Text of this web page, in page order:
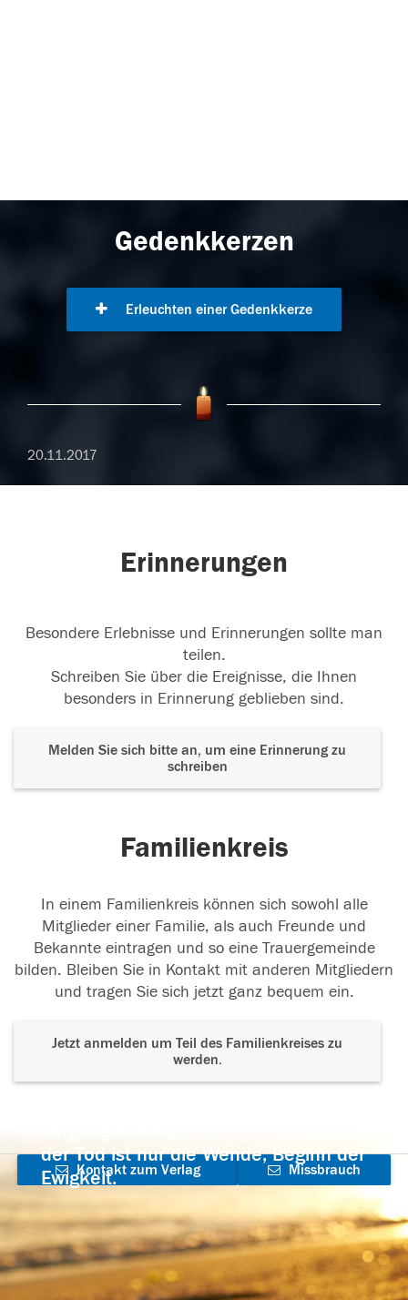
Gedenkkerzen
Erleuchten einer Gedenkkerze
20.11.2017
Erinnerungen
Besondere Erlebnisse und Erinnerungen sollte man
teilen.
Schreiben Sie über die Ereignisse, die Ihnen
besonders in Erinnerung geblieben sind.
Melden Sie sich bitte an, um eine Erinnerung zu
schreiben
Familienkreis
In einem Familienkreis können sich sowohl alle
Mitglieder einer Familie, als auch Freunde und
Bekannte eintragen und so eine Trauergemeinde
bilden. Bleiben Sie in Kontakt mit anderen Mitgliedern
und tragen Sie sich jetzt ganz bequem ein.
Jetzt anmelden um Teil des Familienkreises zu
werden.
der Tod ist nur die Wende, Beginn der
Ewigkeit.
Kontakt zum Verlag
aufnehmen
Missbrauch